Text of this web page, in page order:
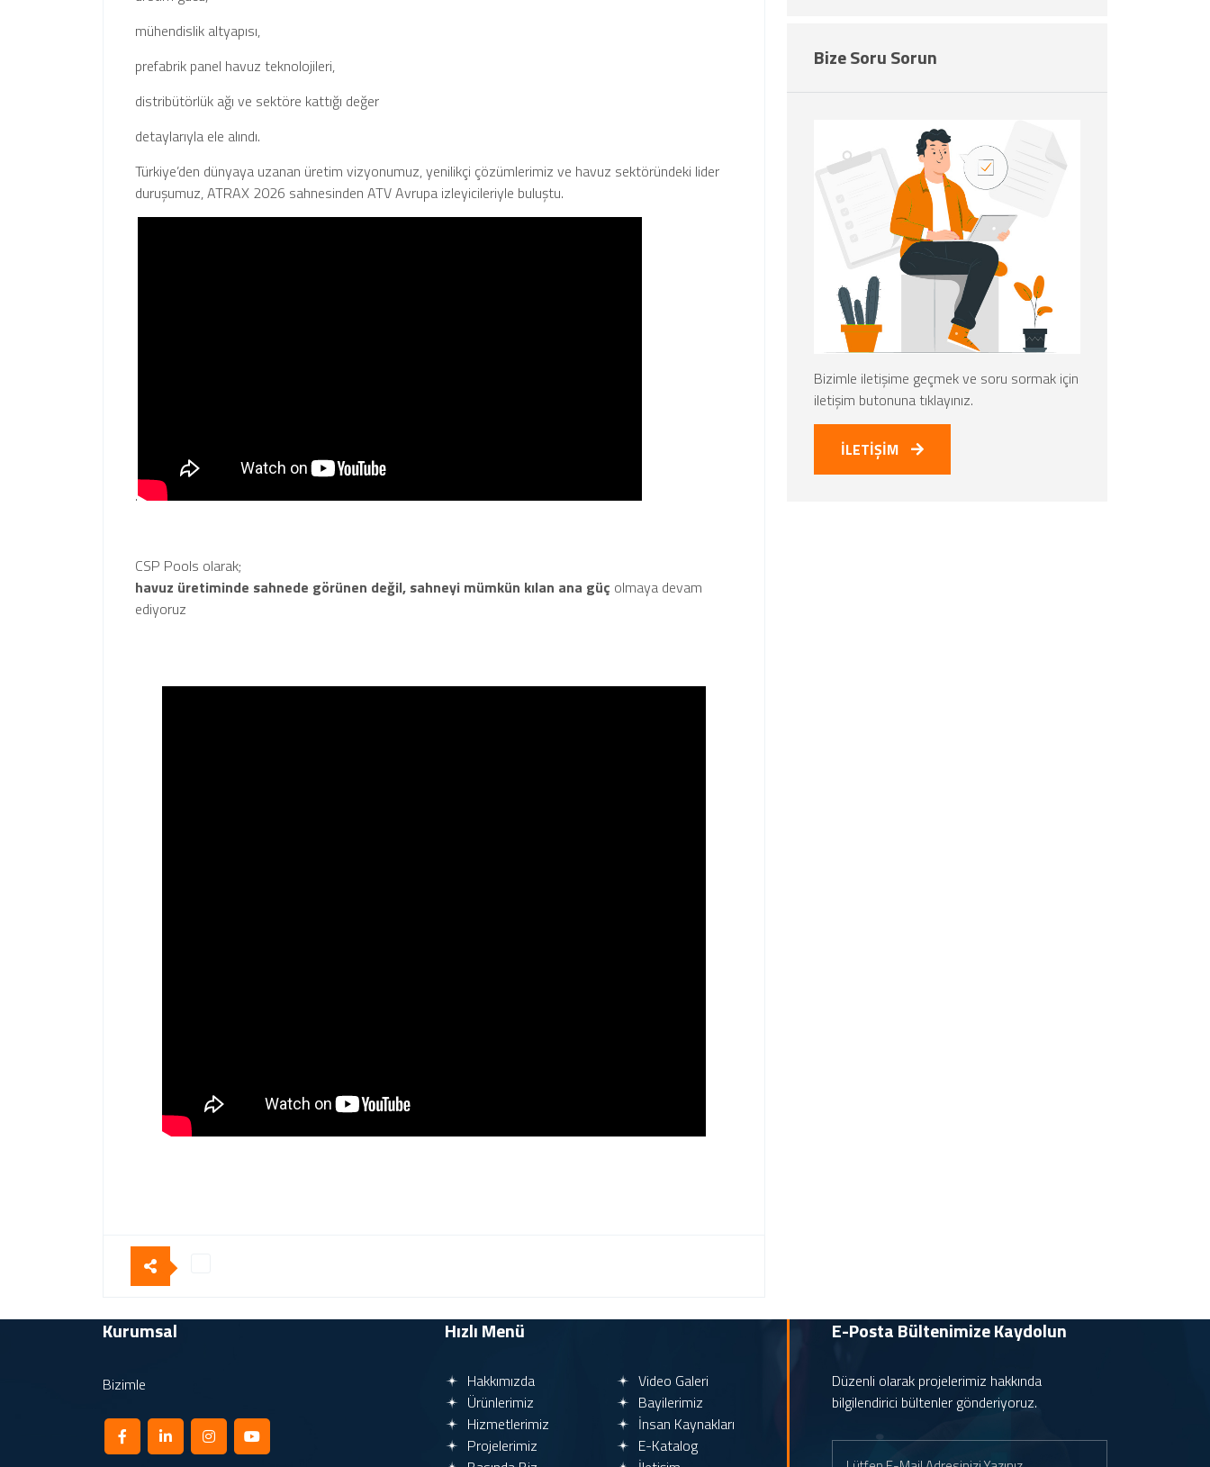
mühendislik altyapısı,
prefabrik panel havuz teknolojileri,
distribütörlük ağı ve sektöre kattığı değer
detaylarıyla ele alındı.
Türkiye’den dünyaya uzanan üretim vizyonumuz, yenilikçi çözümlerimiz ve havuz sektöründeki lider
duruşumuz, ATRAX 2026 sahnesinden ATV Avrupa izleyicileriyle buluştu.
.
CSP Pools olarak;
havuz üretiminde sahnede görünen değil, sahneyi mümkün kılan ana güç olmaya devam
ediyoruz
Bize Soru Sorun
Bizimle iletişime geçmek ve soru sormak için
iletişim butonuna tıklayınız.
İLETİŞİM
Kurumsal
Bizimle
Hızlı Menü
Hakkımızda
Ürünlerimiz
Hizmetlerimiz
Projelerimiz
Video Galeri
Bayilerimiz
İnsan Kaynakları
E-Katalog
E-Posta BültenimizeKaydolun
Düzenli olarak projelerimiz hakkında
bilgilendirici bültenler gönderiyoruz.